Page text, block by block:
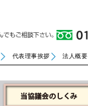
代表理事挨拶 法人概要